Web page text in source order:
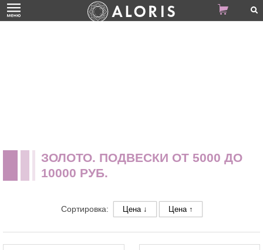
ЗОЛОТО. ПОДВЕСКИ ОТ 5000 ДО
10000 РУБ.
Сортировка: Цена ↓ Цена ↑